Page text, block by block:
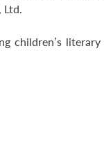
Ltd.
children’s